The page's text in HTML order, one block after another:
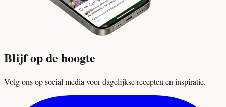
Blijf op de hoogte
Volg ons op social media voor dagelijkse recepten en inspiratie.